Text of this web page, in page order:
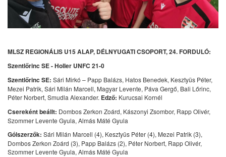
MLSZ REGIONÁLIS U15 ALAP, DÉLNYUGATI CSOPORT, 24. FORDULÓ:
Szentlőrinc SE - Holler UNFC 21-0
Szentlőrinc SE: Sári Mirkó – Papp Balázs, Hatos Benedek, Kesztyüs Péter,
Mezei Patrik, Sári Milán Marcell, Magyar Levente, Páva Gergő, Bali Lőrinc,
Péter Norbert, Smudla Alexander. Edző: Kurucsai Kornél
Csereként beállt: Dombos Zerkon Zoárd, Kászonyi Zsombor, Rapp Olivér,
Szommer Levente Gyula, Almás Máté Gyula
Gólszerzők: Sári Milán Marcell (4), Kesztyüs Péter (4), Mezei Patrik (3),
Dombos Zerkon Zoárd (3), Papp Balázs (2), Péter Norbert, Rapp Olivér,
Szommer Levente Gyula, Almás Máté Gyula